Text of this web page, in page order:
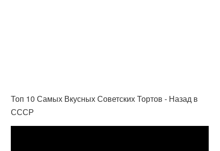
Топ 10 Самых Вкусных Советских Тортов - Назад в
СССР